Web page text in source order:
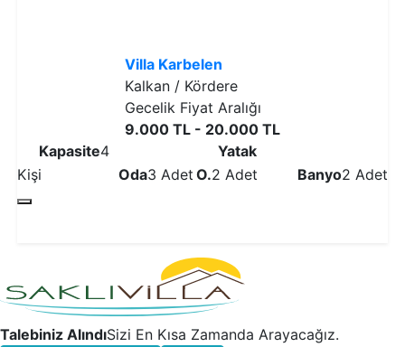
Villa Karbelen
Kalkan / Kördere
Gecelik Fiyat Aralığı
9.000 TL - 20.000 TL
Kapasite4
Kişi
Oda3 Adet
Yatak
O.2 Adet Banyo2 Adet
Talebiniz AlındıSizi En Kısa Zamanda Arayacağız.